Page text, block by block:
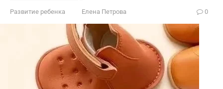
Развитие ребенка Елена Петрова 0